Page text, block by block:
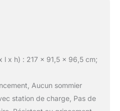
l x h) : 217 x 91,5 x 96,5 cm;
Aucun sommier
station de charge, Pas de